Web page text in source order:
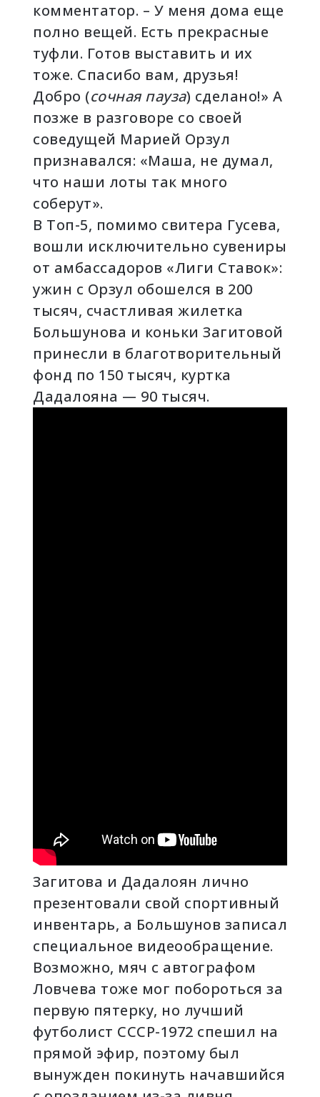
комментатор. – У меня дома еще
полно вещей. Есть прекрасные
туфли. Готов выставить и их
тоже. Спасибо вам, друзья!
Добро (сочная пауза) сделано!» А
позже в разговоре со своей
соведущей Марией Орзул
признавался: «Маша, не думал,
что наши лоты так много
соберут».
В Топ-5, помимо свитера Гусева,
вошли исключительно сувениры
от амбассадоров «Лиги Ставок»:
ужин с Орзул обошелся в 200
тысяч, счастливая жилетка
Большунова и коньки Загитовой
принесли в благотворительный
фонд по 150 тысяч, куртка
Дадалояна — 90 тысяч.
Загитова и Дадалоян лично
презентовали свой спортивный
инвентарь, а Большунов записал
специальное видеообращение.
Возможно, мяч с автографом
Ловчева тоже мог побороться за
первую пятерку, но лучший
футболист СССР-1972 спешил на
прямой эфир, поэтому был
вынужден покинуть начавшийся